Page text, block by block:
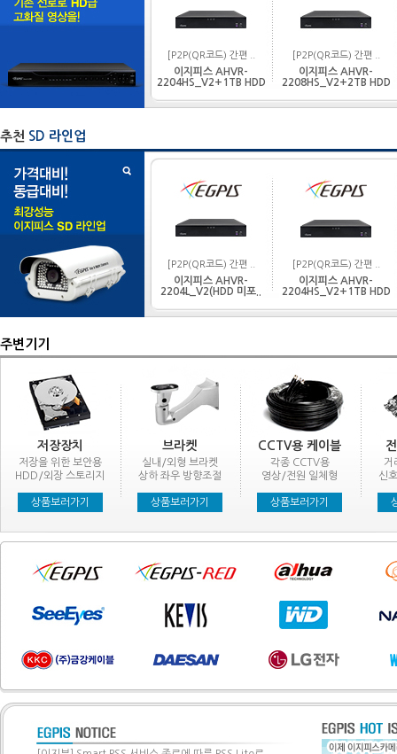
[P2P(QR코드) 간편 ..
이지피스 AHVR-
2204HS_V2+1TB HDD
[P2P(QR코드) 간편 ..
이지피스 AHVR-
2208HS_V2+2TB HDD
추천 SD 라인업
[P2P(QR코드) 간편 ..
이지피스 AHVR-
2204L_V2(HDD 미포..
[P2P(QR코드) 간편 ..
이지피스 AHVR-
2204HS_V2+1TB HDD
주변기기
저장장치
저장을 위한 보안용
HDD/외장 스토리지
상품보러가기
브라켓
실내/외형 브라켓
상하 좌우 방향조절
상품보러가기
CCTV용 케이블
각종 CCTV용
영상/전원 일체형
상품보러가기
거
신